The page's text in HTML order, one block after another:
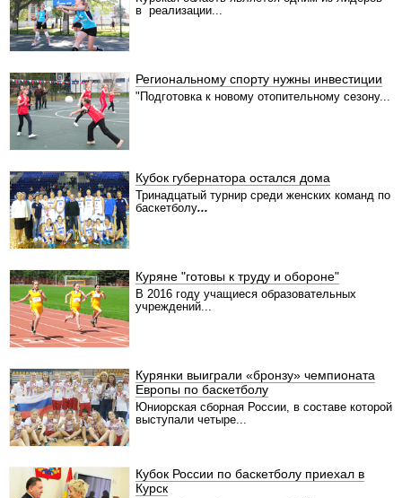
нокаут. Самым напряженным стал
завершающий бой в восьмиугольнике. На
в три раунда, и раздельным решением судей
победу одержал россиянин.
Серафима Малахова, фото автора
в реализации...
Региональному спорту нужны инвестиции
"Подготовка к новому отопительному сезону...
Кубок губернатора остался дома
Тринадцатый турнир среди женских команд по
баскетболу...
Куряне "готовы к труду и обороне"
В 2016 году учащиеся образовательных
учреждений...
Курянки выиграли «бронзу» чемпионата
Европы по баскетболу
Юниорская сборная России, в составе которой
выступали четыре...
Кубок России по баскетболу приехал в
Курск